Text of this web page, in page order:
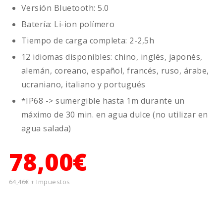
Versión Bluetooth: 5.0
Batería: Li-ion polímero
Tiempo de carga completa: 2-2,5h
12 idiomas disponibles: chino, inglés, japonés,
alemán, coreano, español, francés, ruso, árabe,
ucraniano, italiano y portugués
*IP68 -> sumergible hasta 1m durante un
máximo de 30 min. en agua dulce (no utilizar en
agua salada)
78,00€
64,46€ + Impuestos